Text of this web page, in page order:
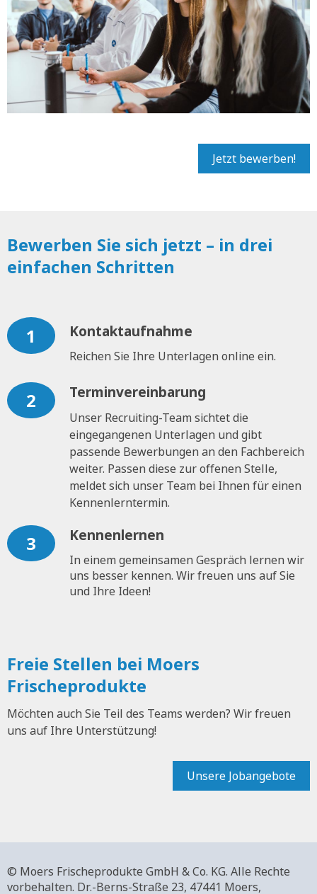
Jetzt bewerben!
Bewerben Sie sich jetzt – in drei
einfachen Schritten
1 Kontaktaufnahme
Reichen Sie Ihre Unterlagen online ein.
2 Terminvereinbarung
Unser Recruiting-Team sichtet die
eingegangenen Unterlagen und gibt
passende Bewerbungen an den Fachbereich
weiter. Passen diese zur offenen Stelle,
meldet sich unser Team bei Ihnen für einen
Kennenlerntermin.
3 Kennenlernen
In einem gemeinsamen Gespräch lernen wir
uns besser kennen. Wir freuen uns auf Sie
und Ihre Ideen!
Freie Stellen bei Moers
Frischeprodukte
Möchten auch Sie Teil des Teams werden? Wir freuen
uns auf Ihre Unterstützung!
Unsere Jobangebote
© Moers Frischeprodukte GmbH & Co. KG. Alle Rechte
vorbehalten. Dr.-Berns-Straße 23, 47441 Moers,